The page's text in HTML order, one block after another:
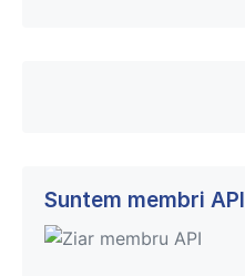
Suntem membri API